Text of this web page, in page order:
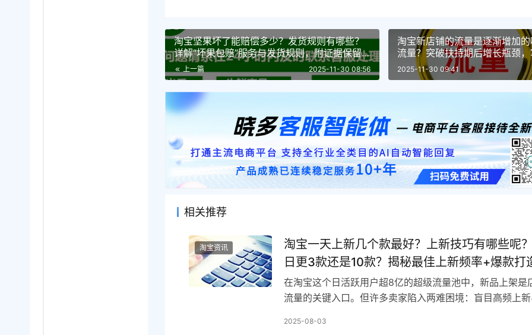
淘宝坚果坏了能赔偿多少？发货规则有哪些？
详解“坏果包赔”服务与发货规则，附证据保留
与平台介入维权技巧
上一篇 2025-11-30 08:56
淘宝新店铺的流量是逐渐增加
流量？突破扶持期后增长瓶颈
图、活动、推广与服务五大引
2025-11-30 09:41
相关推荐
淘宝资讯
淘宝一天上新几个款最好？上新技巧有哪些呢
日更3款还是10款？揭秘最佳上新频率+爆款打
巧！
在淘宝这个日活跃用户超8亿的超级流量池中，新品上架是
流量的关键入口。但许多卖家陷入两难困境：盲目高频上
2025-08-03